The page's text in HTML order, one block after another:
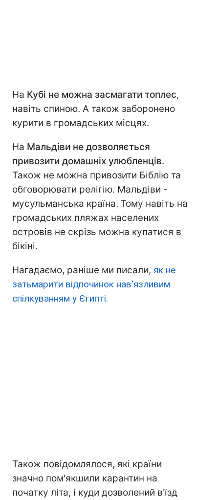
На Кубі не можна засмагати топлес,
навіть спиною. А також заборонено
курити в громадських місцях.
На Мальдіви не дозволяється
привозити домашніх улюбленців.
Також не можна привозити Біблію та
обговорювати релігію. Мальдіви -
мусульманська країна. Тому навіть на
громадських пляжах населених
островів не скрізь можна купатися в
бікіні.
Нагадаємо, раніше ми писали, як не
затьмарити відпочинок нав'язливим
спілкуванням у Єгипті.
Також повідомлялося, які країни
значно пом'якшили карантин на
початку літа, і куди дозволений в'їзд